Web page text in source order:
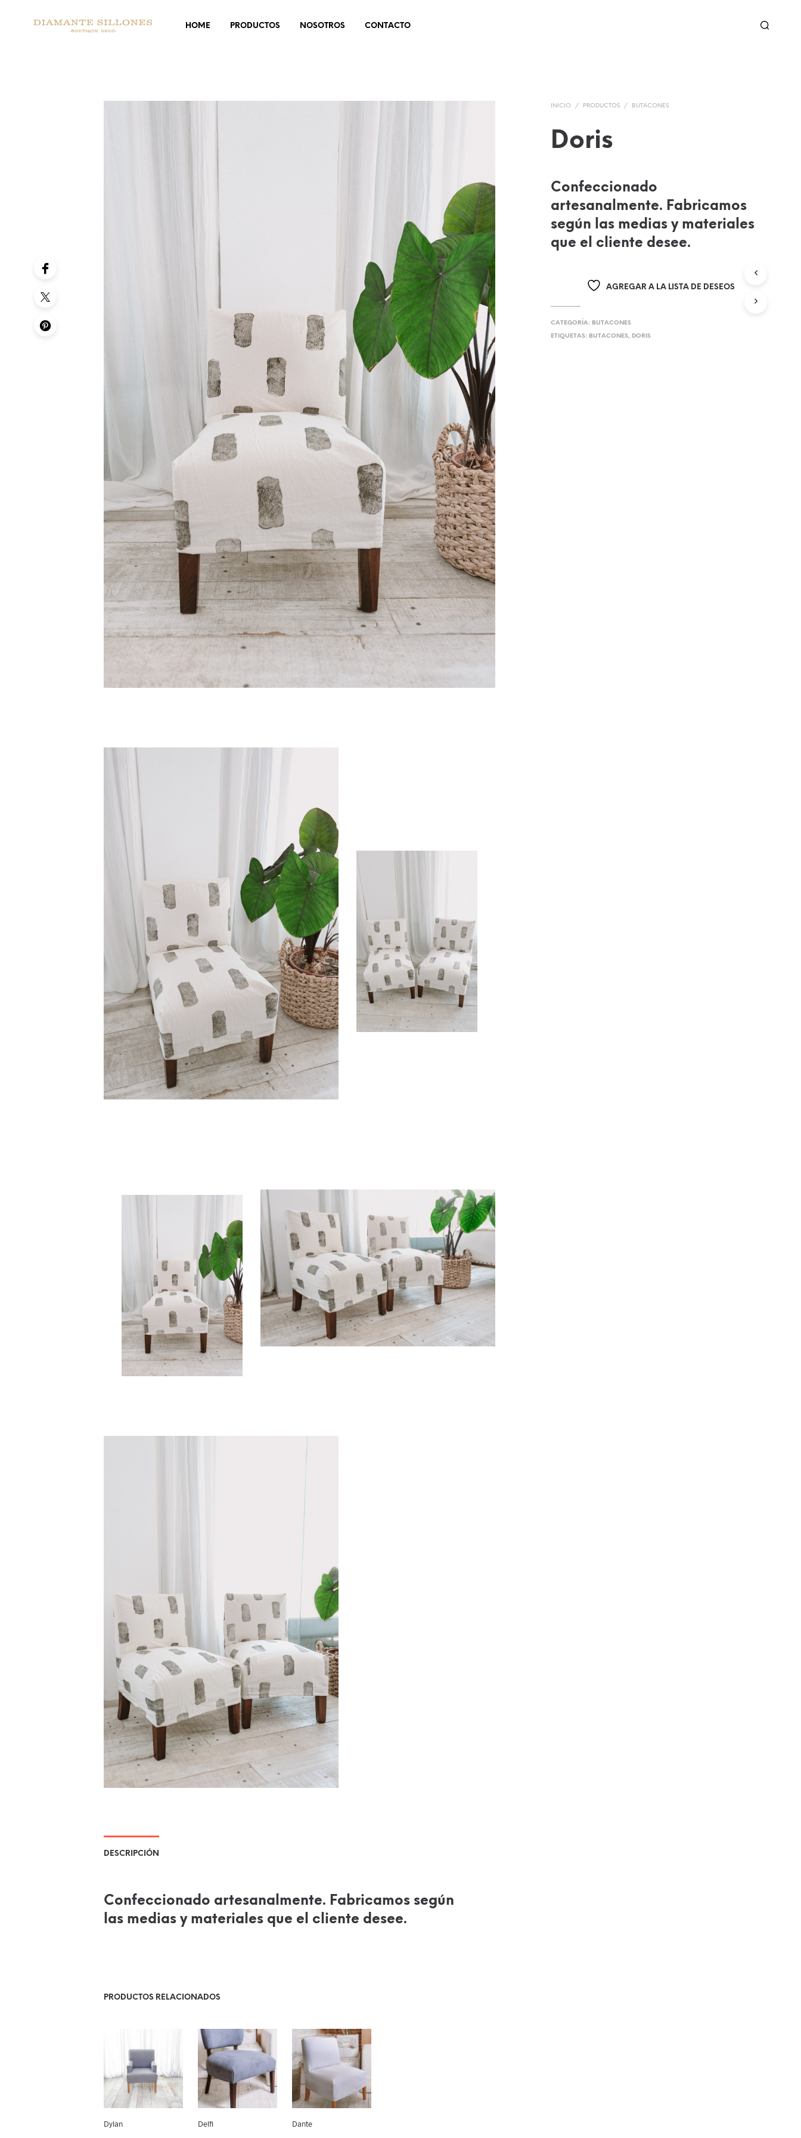
HOME PRODUCTOS NOSOTROS CONTACTO
INICIO / PRODUCTOS / BUTACONES
Doris
Confeccionado
artesanalmente. Fabricamos
según las medias y materiales
que el cliente desee.
AGREGAR A LA LISTA DE DESEOS
CATEGORÍA: BUTACONES
ETIQUETAS: BUTACONES, DORIS
DESCRIPCIÓN
Confeccionado artesanalmente. Fabricamos según
las medias y materiales que el cliente desee.
PRODUCTOS RELACIONADOS
Dylan Delfi Dante